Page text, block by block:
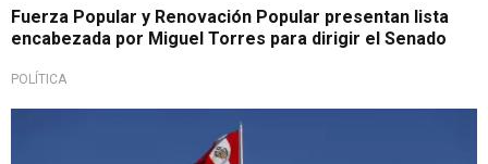
Fuerza Popular y Renovación Popular presentan lista
encabezada por Miguel Torres para dirigir el Senado
POLÍTICA